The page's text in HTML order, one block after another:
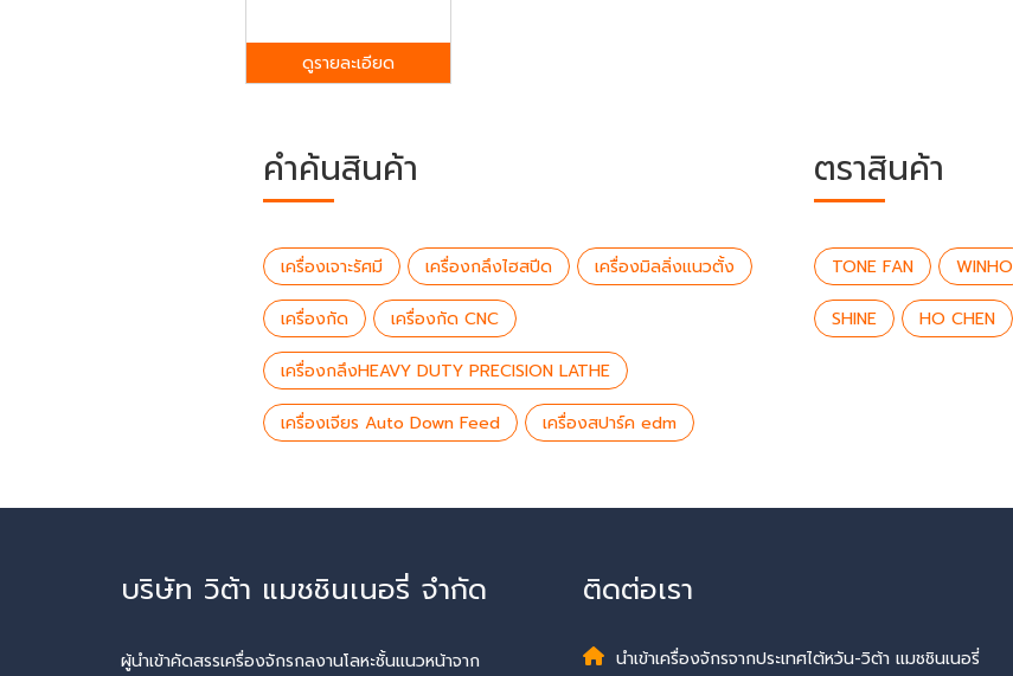
ดูรายละเอียด
คำค้นสินค้า
เครื่องเจาะรัศมี เครื่องกลึงไฮสปีด เครื่องมิลลิ่งแนวตั้ง
เครื่องกัด เครื่องกัด CNC
เครื่องกลึงHEAVY DUTY PRECISION LATHE
เครื่องเจียร Auto Down Feed เครื่องสปาร์ค edm
ตราสินค้า
TONE FAN WINHO
SHINE HO CHEN
บริษัท วิต้า แมชชินเนอรี่ จำกัด
ผู้นำเข้าคัดสรรเครื่องจักรกลงานโลหะชั้นแนวหน้าจาก
ติดต่อเรา
นำเข้าเครื่องจักรจากประเทศไต้หวัน-วิต้า แมชชินเนอรี่